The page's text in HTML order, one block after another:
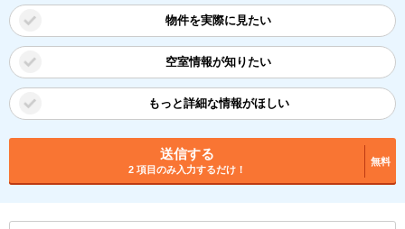
物件を実際に見たい
空室情報が知りたい
もっと詳細な情報がほしい
送信する
2 項目のみ入力するだけ！
無料